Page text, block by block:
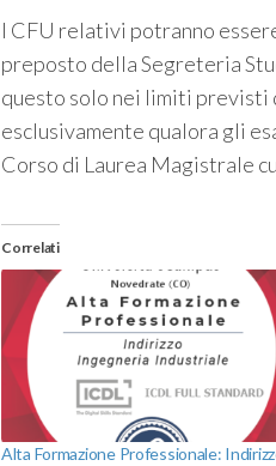
I CFU relativi potranno
preposto della Segreteria
questo solo nei limiti previsti
esclusivamente qualora gli
Corso di Laurea Magistrale
Correlati
Alta Formazione Professionale: